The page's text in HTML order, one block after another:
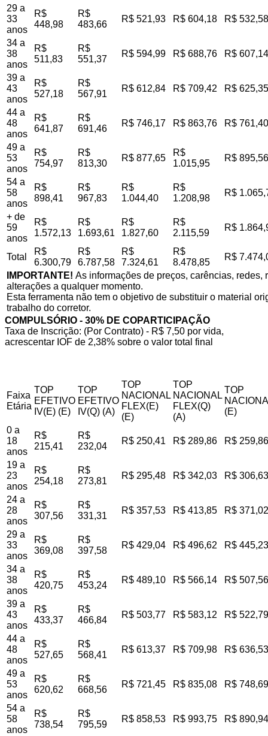
29 a
33
anos
R$
448,98
R$
483,66
R$ 521,93 R$ 604,18 R$ 532,58
34 a
38
anos
R$
511,83
R$
551,37
R$ 594,99 R$ 688,76 R$ 607,14
39 a
43
anos
R$
527,18
R$
567,91
R$ 612,84 R$ 709,42 R$ 625,35
44 a
48
anos
R$
641,87
R$
691,46
R$ 746,17 R$ 863,76 R$ 761,40
49 a
53
anos
R$
754,97
R$
813,30
R$ 877,65
R$
1.015,95
R$ 895,56
54 a
58
anos
R$
898,41
R$
967,83
R$
1.044,40
R$
1.208,98
R$
+ de
59
anos
R$
1.572,13
R$
1.693,61
R$
1.827,60
R$
2.115,59
R$
Total
R$
6.300,79
R$
6.787,58
R$
7.324,61
R$
8.478,85
R$
IMPORTANTE! As informações de preços, carências,
alterações a qualquer momento.
Esta ferramenta não tem o objetivo de substituir o material
trabalho do corretor.
COMPULSÓRIO - 30% DE COPARTICIPAÇÃO
Taxa de Inscrição: (Por Contrato) - R$ 7,50 por vida,
acrescentar IOF de 2,38% sobre o valor total final
Faixa
Etária
TOP
EFETIVO
IV(E) (E)
TOP
EFETIVO
IV(Q) (A)
TOP
NACIONAL
FLEX(E)
(E)
TOP
NACIONAL
FLEX(Q)
(A)
TOP
(E)
0 a
18
anos
R$
215,41
R$
232,04
R$ 250,41 R$ 289,86 R$ 259,86
19 a
23
anos
R$
254,18
R$
273,81
R$ 295,48 R$ 342,03 R$ 306,63
24 a
28
anos
R$
307,56
R$
331,31
R$ 357,53 R$ 413,85 R$ 371,02
29 a
33
anos
R$
369,08
R$
397,58
R$ 429,04 R$ 496,62 R$ 445,23
34 a
38
anos
R$
420,75
R$
453,24
R$ 489,10 R$ 566,14 R$ 507,56
39 a
43
anos
R$
433,37
R$
466,84
R$ 503,77 R$ 583,12 R$ 522,79
44 a
48
anos
R$
527,65
R$
568,41
R$ 613,37 R$ 709,98 R$ 636,53
49 a
53
anos
R$
620,62
R$
668,56
R$ 721,45 R$ 835,08 R$ 748,69
54 a
58
anos
R$
738,54
R$
795,59
R$ 858,53 R$ 993,75 R$ 890,94